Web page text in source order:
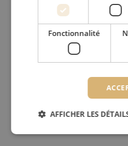
Fonctionnalité
AFFICHER LES